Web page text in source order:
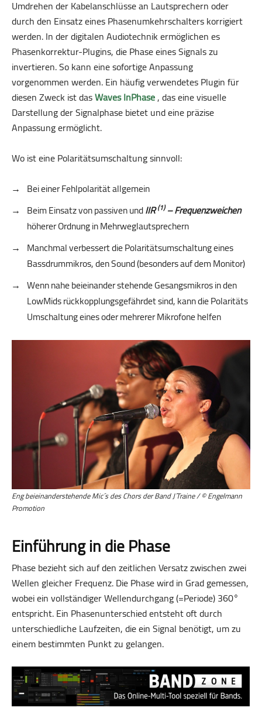
Umdrehen der Kabelanschlüsse an Lautsprechern oder
durch den Einsatz eines Phasenumkehrschalters korrigiert
werden. In der digitalen Audiotechnik ermöglichen es
Phasenkorrektur-Plugins, die Phase eines Signals zu
invertieren. So kann eine sofortige Anpassung
vorgenommen werden. Ein häufig verwendetes Plugin für
diesen Zweck ist dasWaves InPhase, das eine visuelle
Darstellung der Signalphase bietet und eine präzise
Anpassung ermöglicht.
Wo ist eine Polaritätsumschaltung sinnvoll:
Bei einer Fehlpolarität allgemein
Beim Einsatz von passiven undIIR(1)– Frequenzweichen
höherer Ordnung in Mehrweglautsprechern
Manchmal verbessert die Polaritätsumschaltung eines
Bassdrummikros, den Sound (besonders auf dem Monitor)
Wenn nahe beieinander stehende Gesangsmikros in den
LowMids rückkopplungsgefährdet sind, kann die Polaritäts
Umschaltung eines oder mehrerer Mikrofone helfen
Eng beieinanderstehende Mic´s des Chors der Band J´Traine / © Engelmann
Promotion
Einführung in die Phase
Phase bezieht sich auf den zeitlichen Versatz zwischen zwei
Wellen gleicher Frequenz. Die Phase wird in Grad gemessen,
wobei ein vollständiger Wellendurchgang (=Periode) 360°
entspricht. Ein Phasenunterschied entsteht oft durch
unterschiedliche Laufzeiten, die ein Signal benötigt, um zu
einem bestimmten Punkt zu gelangen.